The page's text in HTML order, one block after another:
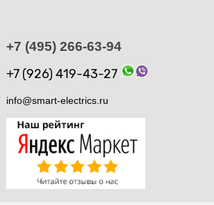
+7 (495) 266-63-94
+7 (926) 419-43-27
info@smart-electrics.ru